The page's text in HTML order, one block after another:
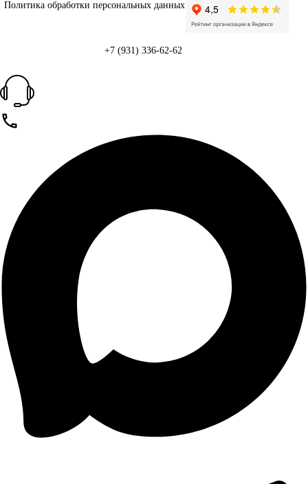
Политика обработки персональных данных
+7 (931) 336-62-62